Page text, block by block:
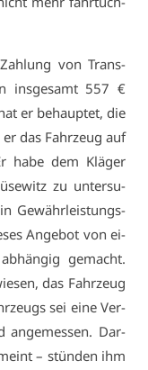
von Trans­
ins­ge­samt 557 €
er be­haup­tet, die
das Fahr­zeug auf
ha­be dem Klä­ger
zu un­ter­su­
Ge­währ­leis­tungs­
An­ge­bot von ei­
ge­macht.
das Fahr­zeug
sei ei­ne Ver­
an­ge­mes­sen. Dar­
– stün­den ihm